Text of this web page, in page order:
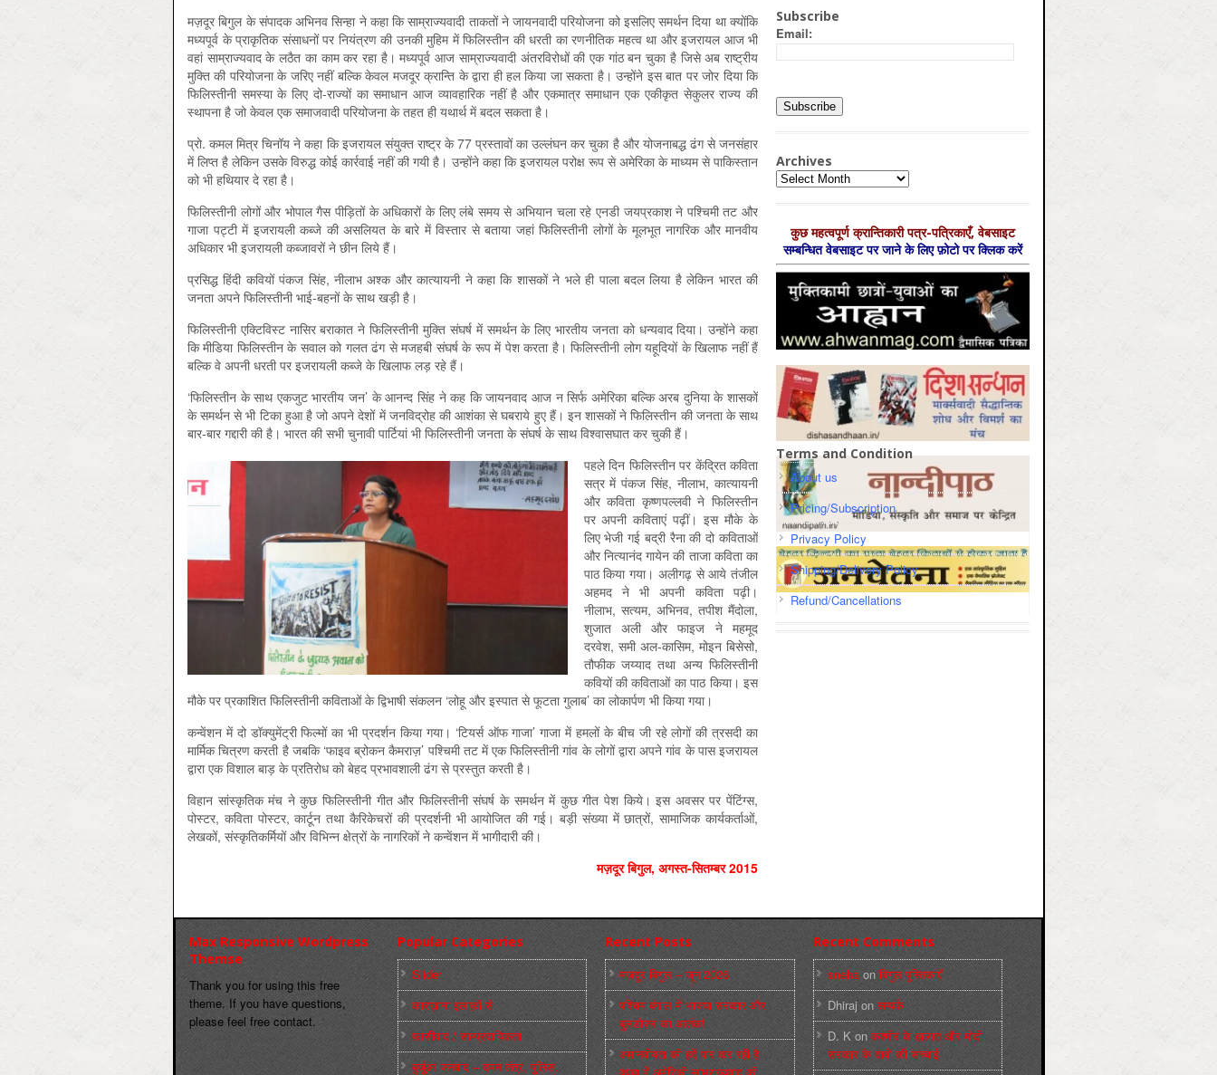
मज़दूर बिगुल के संपादक अभिनव सिन्हा ने कहा कि साम्राज्यवादी ताकतों ने जायनवादी परियोजना को इसलिए समर्थन दिया था क्योंकि
मध्यपूर्व के प्राकृतिक संसाधनों पर नियंत्रण की उनकी मुहिम में फिलिस्तीन की धरती का रणनीतिक महत्व था और इजरायल आज भी
वहां साम्राज्यवाद के लठैत का काम कर रहा है। मध्यपूर्व आज साम्राज्यवादी अंतरविरोधों की एक गांठ बन चुका है जिसे अब राष्ट्रीय
मुक्ति की परियोजना के जरिए नहीं बल्कि केवल मजदूर क्रान्ति के द्वारा ही हल किया जा सकता है। उन्होंने इस बात पर जोर दिया कि
फिलिस्तीनी समस्या के लिए दो-राज्यों का समाधान आज व्यावहारिक नहीं है और एकमात्र समाधान एक एकीकृत सेकुलर राज्य की
स्थापना है जो केवल एक समाजवादी परियोजना के तहत ही यथार्थ में बदल सकता है।
प्रो. कमल मित्र चिनॉय ने कहा कि इजरायल संयुक्त राष्ट्र के 77 प्रस्तावों का उल्लंघन कर चुका है और योजनाबद्ध ढंग से जनसंहार
में लिप्त है लेकिन उसके विरुद्ध कोई कार्रवाई नहीं की गयी है। उन्होंने कहा कि इजरायल परोक्ष रूप से अमेरिका के माध्यम से पाकिस्तान
को भी हथियार दे रहा है।
फिलिस्तीनी लोगों और भोपाल गैस पीड़ितों के अधिकारों के लिए लंबे समय से अभियान चला रहे एनडी जयप्रकाश ने पश्चिमी तट और
गाजा पट्टी में इजरायली कब्जे की असलियत के बारे में विस्तार से बताया जहां फिलिस्तीनी लोगों के मूलभूत नागरिक और मानवीय
अधिकार भी इजरायली कब्जावरों ने छीन लिये हैं।
प्रसिद्ध हिंदी कवियों पंकज सिंह, नीलाभ अश्क और कात्यायनी ने कहा कि शासकों ने भले ही पाला बदल लिया है लेकिन भारत की
जनता अपने फिलिस्तीनी भाई-बहनों के साथ खड़ी है।
फिलिस्तीनी एक्टिविस्ट नासिर बराकात ने फिलिस्तीनी मुक्ति संघर्ष में समर्थन के लिए भारतीय जनता को धन्यवाद दिया। उन्होंने कहा
कि मीडिया फिलिस्तीन के सवाल को गलत ढंग से मजहबी संघर्ष के रूप में पेश करता है। फिलिस्तीनी लोग यहूदियों के खिलाफ नहीं हैं
बल्कि वे अपनी धरती पर इजरायली कब्जे के खिलाफ लड़ रहे हैं।
‘फिलिस्तीन के साथ एकजुट भारतीय जन’ के आनन्द सिंह ने कह कि जायनवाद आज न सिर्फ अमेरिका बल्कि अरब दुनिया के शासकों
के समर्थन से भी टिका हुआ है जो अपने देशों में जनविद्रोह की आशंका से घबराये हुए हैं। इन शासकों ने फिलिस्तीन की जनता के साथ
बार-बार गद्दारी की है। भारत की सभी चुनावी पार्टियां भी फिलिस्तीनी जनता के संघर्ष के साथ विश्वासघात कर चुकी हैं।
पहले दिन फिलिस्तीन पर केंद्रित कविता
सत्र में पंकज सिंह, नीलाभ, कात्यायनी
और कविता कृष्णपल्लवी ने फिलिस्तीन
पर अपनी कविताएं पढ़ीं। इस मौके के
लिए भेजी गई बद्री रैना की दो कविताओं
और नित्यानंद गायेन की ताजा कविता का
पाठ किया गया। अलीगढ़ से आये तंजील
अहमद ने भी अपनी कविता पढ़ी।
नीलाभ, सत्यम, अभिनव, तपीश मैंदोला,
शुजात अली और फाइज ने महमूद
दरवेश, समी अल-कासिम, मोइन बिसेसो,
तौफीक जय्याद तथा अन्य फिलिस्तीनी
कवियों की कविताओं का पाठ किया। इस
मौके पर प्रकाशित फिलिस्तीनी कविताओं के द्विभाषी संकलन ‘लोहू और इस्पात से फूटता गुलाब’ का लोकार्पण भी किया गया।
कन्वेंशन में दो डॉक्युमेंट्री फिल्मों का भी प्रदर्शन किया गया। ‘टियर्स ऑफ गाजा’ गाजा में हमलों के बीच जी रहे लोगों की त्रसदी का
मार्मिक चित्रण करती है जबकि ‘फाइव ब्रोकन कैमराज़’ पश्चिमी तट में एक फिलिस्तीनी गांव के लोगों द्वारा अपने गांव के पास इजरायल
द्वारा एक विशाल बाड़ के प्रतिरोध को बेहद प्रभावशाली ढंग से प्रस्तुत करती है।
विहान सांस्कृतिक मंच ने कुछ फिलिस्तीनी गीत और फिलिस्तीनी संघर्ष के समर्थन में कुछ गीत पेश किये। इस अवसर पर पेंटिंग्स,
पोस्टर, कविता पोस्टर, कार्टून तथा कैरिकेचरों की प्रदर्शनी भी आयोजित की गई। बड़ी संख्या में छात्रों, सामाजिक कार्यकर्ताओं,
लेखकों, संस्कृतिकर्मियों और विभिन्न क्षेत्रों के नागरिकों ने कन्वेंशन में भागीदारी की।
मज़दूर बिगुल, अगस्‍त-सितम्‍बर2015
Subscribe
Email:
Archives
Archives
कुछ महत्‍वपूर्ण क्रान्तिकारी पत्र-पत्रिकाएँ, वेबसाइट
सम्‍बन्धित वेबसाइट पर जाने के लिए फ़ोटो पर क्लिक करें
Terms and Condition
About us
Pricing/Subscription
Privacy Policy
Shipping/Delivery Policy
Refund/Cancellations
Max Responsive Wordpress
Themse
Thank you for using this free
theme. If you have questions,
please feel free contact.
Popular Categories
Slider
कारख़ाना इलाक़ों से
फ़ासीवाद / साम्‍प्रदायिकता
बुर्जुआ जनवाद – दमन तंत्र, पुलिस,
Recent Posts
मज़दूर बिगुल – जून 2026
पश्चिम बंगाल में भाजपा सरकार और
बुलडोज़र का आतंक!
अमानवीयता की हदें पार कर रही है
Recent Comments
snehaonबिगुल पुस्तिकाएँ
Dhirajon सम्पर्क
D. Konकश्मीर के हालात और मोदी
सरकार के दावों की सच्चाई